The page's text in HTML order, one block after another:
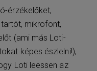
érzékelőket,
mikrofont,
(ami más Loti-
képes észlelni!),
Loti leessen az